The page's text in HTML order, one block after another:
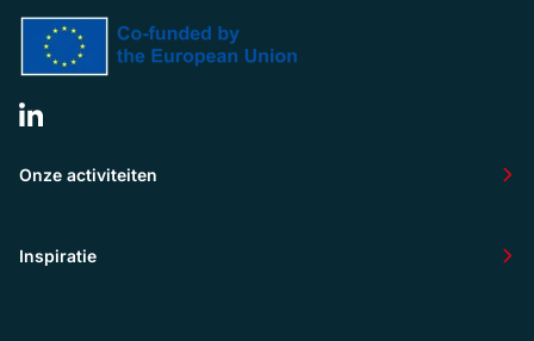
Onze activiteiten
Inspiratie